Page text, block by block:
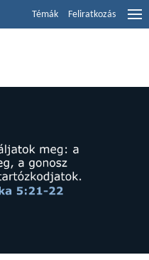
Témák Feliratkozás